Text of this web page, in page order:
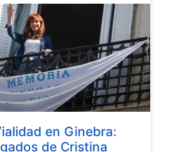
en Ginebra:
de Cristina